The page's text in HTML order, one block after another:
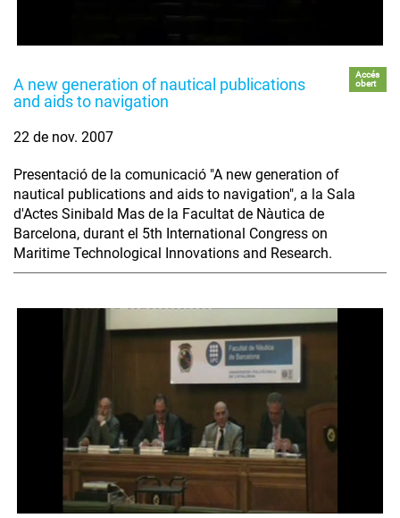
A new generation of nautical publications
and aids to navigation
Accés
obert
22 de nov. 2007
Presentació de la comunicació "A new generation of
nautical publications and aids to navigation", a la Sala
d'Actes Sinibald Mas de la Facultat de Nàutica de
Barcelona, durant el 5th International Congress on
Maritime Technological Innovations and Research.